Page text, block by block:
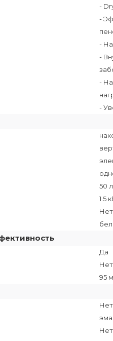
-
-
-
-
-
-
50 л
1.5
Нет
Да
Нет
95
Нет
Нет